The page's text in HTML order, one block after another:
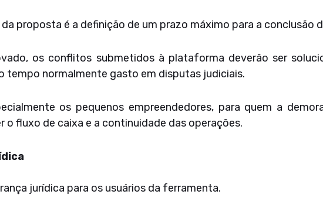
proposta é a definição de um prazo máximo para a conclusão
os conflitos submetidos à plataforma deverão ser
tempo normalmente gasto em disputas judiciais.
os pequenos empreendedores, para quem a
fluxo de caixa e a continuidade das operações.
jurídica para os usuários da ferramenta.